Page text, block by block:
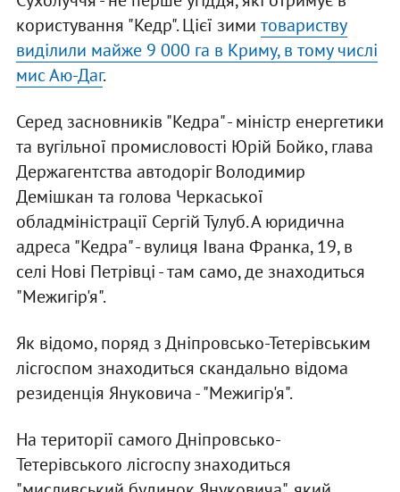
користування "Кедр". Цієї зими товариству
виділили майже 9 000 га в Криму, в тому числі
мис Аю-Даг.
Серед засновників "Кедра" - міністр енергетики
та вугільної промисловості Юрій Бойко, глава
Держагентства автодоріг Володимир
Демішкан та голова Черкаської
обладміністрації Сергій Тулуб. А юридична
адреса "Кедра" - вулиця Івана Франка, 19, в
селі Нові Петрівці - там само, де знаходиться
"Межигір'я".
Як відомо, поряд з Дніпровсько-Тетерівським
лісгоспом знаходиться скандально відома
резиденція Януковича - "Межигір'я".
На території самого Дніпровсько-
Тетерівського лісгоспу знаходиться